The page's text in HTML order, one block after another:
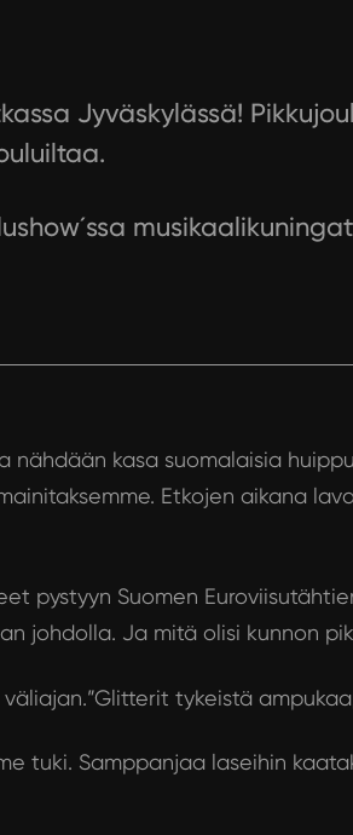
Jyväskylässä!
kasa suomalaisia
Etkojen aikana
pystyyn Suomen
johdolla. Ja mitä olisi kunnon
tykeistä
tuki. Samppanjaa laseihin